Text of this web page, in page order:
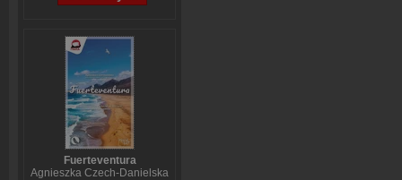
Fuerteventura
Agnieszka Czech-Danielska